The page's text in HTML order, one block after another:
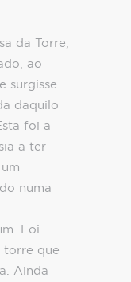
da Torre,
ao
surgisse
daquilo
foi a
a ter
numa
Foi
torre que
Ainda